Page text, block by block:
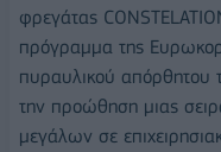
φρεγάτας
πρόγραμμα της
πυραυλικού απόρθητου
την προώθηση μιας
μεγάλων σε